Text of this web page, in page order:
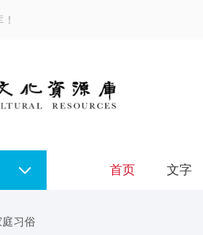
首页 文字
庭习俗